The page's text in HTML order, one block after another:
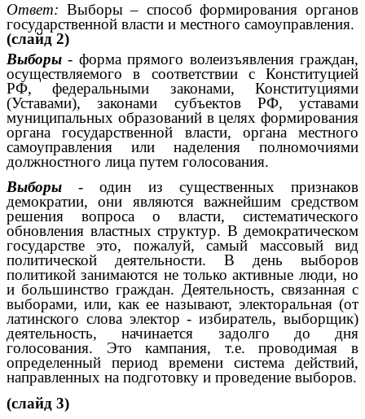
Ответ: Выборы – способ формирования органов
государственной власти и местного самоуправления.
(слайд 2)
Выборы - форма прямого волеизъявления граждан,
осуществляемого в соответствии с Конституцией
РФ, федеральными законами, Конституциями
(Уставами), законами субъектов РФ, уставами
муниципальных образований в целях формирования
органа государственной власти, органа местного
самоуправления или наделения полномочиями
должностного лица путем голосования.
Выборы - один из существенных признаков
демократии, они являются важнейшим средством
решения вопроса о власти, систематического
обновления властных структур. В демократическом
государстве это, пожалуй, самый массовый вид
политической деятельности. В день выборов
политикой занимаются не только активные люди, но
и большинство граждан. Деятельность, связанная с
выборами, или, как ее называют, электоральная (от
латинского слова электор - избиратель, выборщик)
деятельность, начинается задолго до дня
голосования. Это кампания, т.е. проводимая в
определенный период времени система действий,
направленных на подготовку и проведение выборов.
(слайд 3)